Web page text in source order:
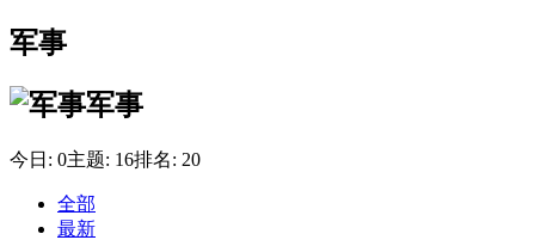
军事
军事
今日: 0主题: 16排名: 20
全部
最新